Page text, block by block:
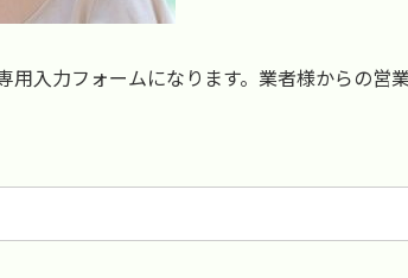
入力フォームになります。業者様からの営